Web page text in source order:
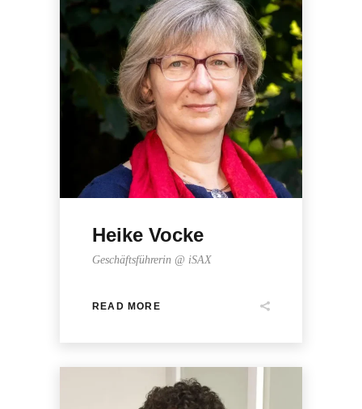
Heike Vocke
Geschäftsführerin @ iSAX
READ MORE